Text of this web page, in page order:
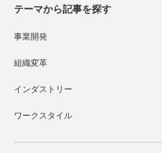
テーマから記事を探す
事業開発
組織変革
インダストリー
ワークスタイル